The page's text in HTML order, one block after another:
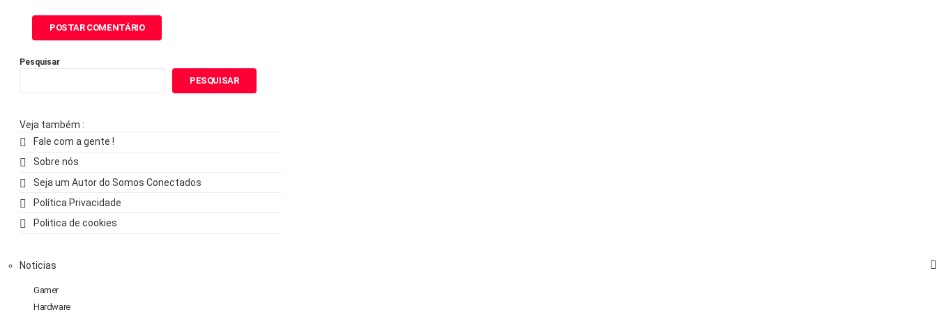
Pesquisar
PESQUISAR
Veja também :
Fale com a gente !
Sobre nós
Seja um Autor do Somos Conectados
Política Privacidade
Politica de cookies
Noticias
Gamer
Hardware